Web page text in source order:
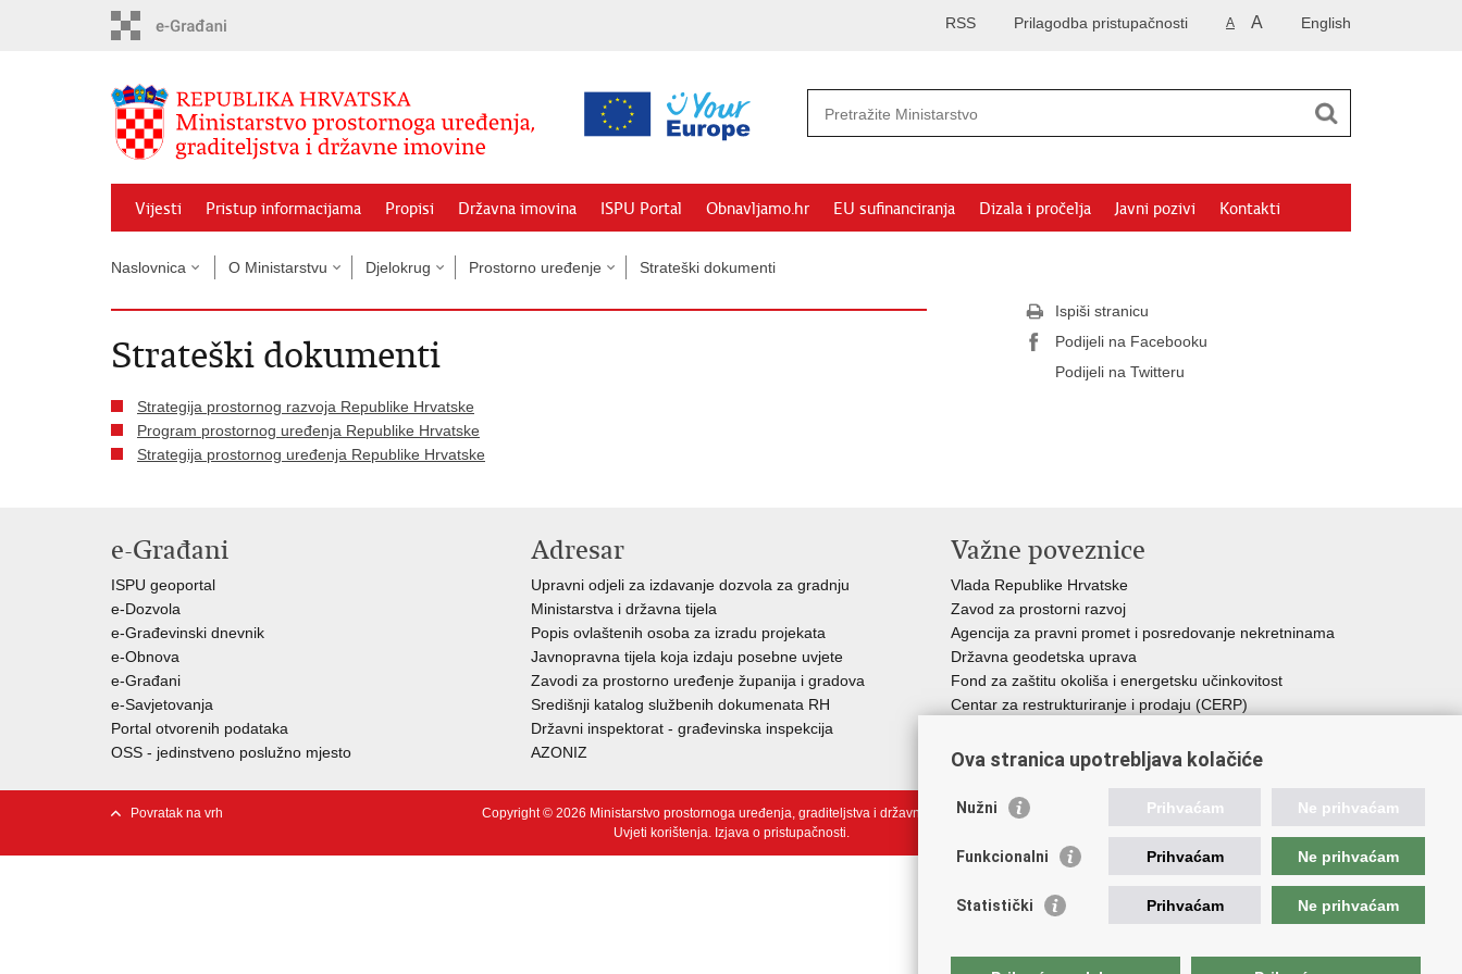
English
A A
Prilagodba pristupačnosti
RSS
Vijesti Pristup informacijama Propisi Državna imovina ISPU Portal Obnavljamo.hr EU sufinanciranja Dizala i pročelja Javni pozivi Kontakti
Naslovnica O Ministarstvu Djelokrug Prostorno uređenje Strateški dokumenti
Strateški dokumenti
Strategija prostornog razvoja Republike Hrvatske
Program prostornog uređenja Republike Hrvatske
Strategija prostornog uređenja Republike Hrvatske
Ispiši stranicu
Podijeli na Facebooku
Podijeli na Twitteru
e-Građani
ISPU geoportal
e-Dozvola
e-Građevinski dnevnik
e-Obnova
e-Građani
e-Savjetovanja
Portal otvorenih podataka
OSS - jedinstveno poslužno mjesto
Adresar
Upravni odjeli za izdavanje dozvola za gradnju
Ministarstva i državna tijela
Popis ovlaštenih osoba za izradu projekata
Javnopravna tijela koja izdaju posebne uvjete
Zavodi za prostorno uređenje županija i gradova
Središnji katalog službenih dokumenata RH
Državni inspektorat - građevinska inspekcija
AZONIZ
Važne poveznice
Vlada Republike Hrvatske
Zavod za prostorni razvoj
Agencija za pravni promet i posredovanje nekretninama
Državna geodetska uprava
Fond za zaštitu okoliša i energetsku učinkovitost
Centar za restrukturiranje i prodaju (CERP)
Povratak na vrh
Copyright © 2026 Ministarstvo prostornoga uređenja, graditeljstva i državne imovine.
Uvjeti korištenja. Izjava o pristupačnosti.
Ova stranica upotrebljava kolačiće
Nužni Prihvaćam Ne prihvaćam
Funkcionalni Prihvaćam Ne prihvaćam
Statistički Prihvaćam Ne prihvaćam